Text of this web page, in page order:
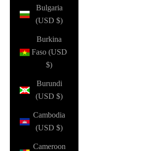
Bulgaria
(USD $)
Burkina
Faso (USD
$)
Burundi
(USD $)
Cambodia
(USD $)
Cameroon